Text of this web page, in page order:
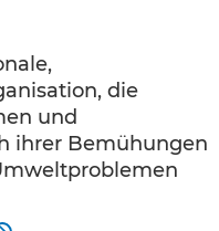
die
und
ihrer Bemühungen